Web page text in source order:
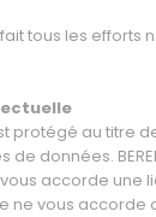
fait tous les
protégé au titre
de données.
vous accorde
ne vous